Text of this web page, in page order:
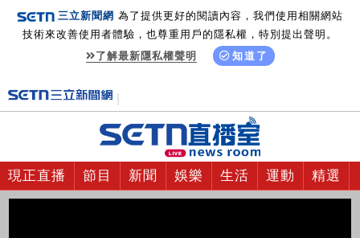
三立新聞網 為了提供更好的閱讀內容，我們使用相關網站
技術來改善使用者體驗，也尊重用戶的隱私權，特別提出聲明。
了解最新隱私權聲明
知道了
現正直播 節目 新聞 娛樂 生活 運動 精選